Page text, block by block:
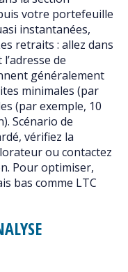
votre portefeuille
instantanées,
retraits : allez dans
de
généralement
minimales (par
(par exemple, 10
Scénario de
vérifiez la
ou contactez
Pour optimiser,
bas comme LTC